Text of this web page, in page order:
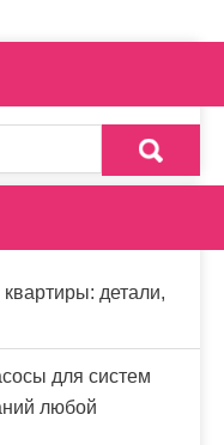
детали,
для систем
любой